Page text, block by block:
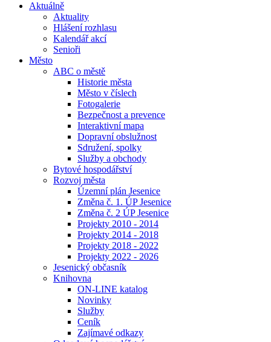
Aktuálně
Aktuality
Hlášení rozhlasu
Kalendář akcí
Senioři
Město
ABC o městě
Historie města
Město v číslech
Fotogalerie
Bezpečnost a prevence
Interaktivní mapa
Dopravní obslužnost
Sdružení, spolky
Služby a obchody
Bytové hospodářství
Rozvoj města
Územní plán Jesenice
Změna č. 1. ÚP Jesenice
Změna č. 2 ÚP Jesenice
Projekty 2010 - 2014
Projekty 2014 - 2018
Projekty 2018 - 2022
Projekty 2022 - 2026
Jesenický občasník
Knihovna
ON-LINE katalog
Novinky
Služby
Ceník
Zajímavé odkazy